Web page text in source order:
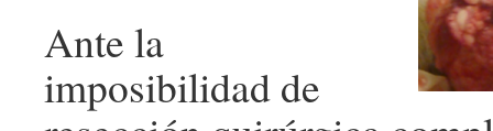
Ante la
imposibilidad de